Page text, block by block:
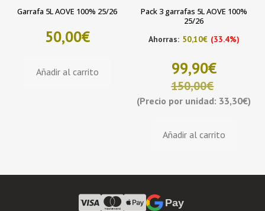
Garrafa 5L AOVE 100% 25/26
50,00€
Añadir al carrito
Pack 3 garrafas 5L AOVE 100%
25/26
(Precio por unidad: 33,30€)
150,00€
precio
original
99,90€
precio
actual
Ahorras: 50,10€ (33.4%)
Añadir al carrito
Pay